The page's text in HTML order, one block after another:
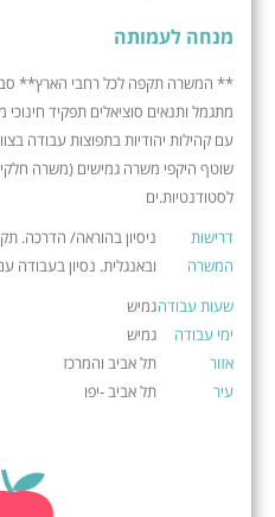
מנחה לעמותה
** המשרה תקפה לכל רחבי הארץ**
מתגמל ותנאים סוציאלים תפקיד
עם קהילות יהודיות בתפוצות עבודה
שוטף היקפי משרה גמישים (משרה
לסטודנטיות.ים
דרישות
המשרה
ניסיון בהוראה/ הדרכה.
ובאנגלית. נסיון בעבודה
שעות עבודהגמיש
ימי עבודה
גמיש
אזור
תל אביב והמרכז
עיר
תל אביב -יפו